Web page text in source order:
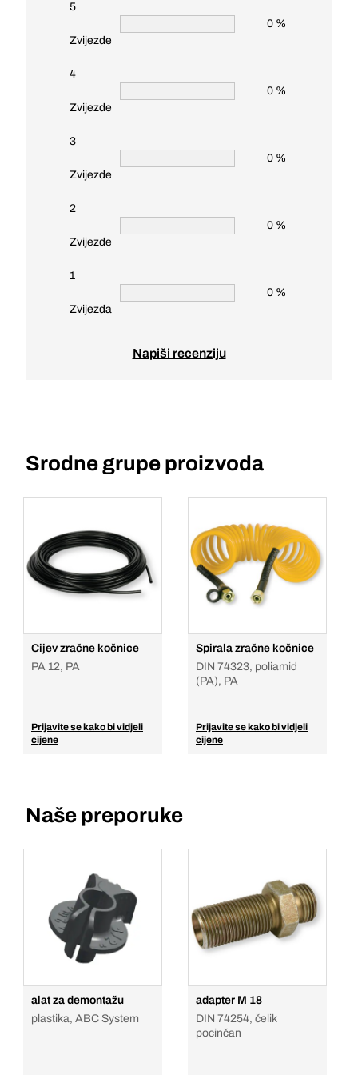
5
Zvijezde
0 %
4
Zvijezde
0 %
3
Zvijezde
0 %
2
Zvijezde
0 %
1
Zvijezda
0 %
Napiši recenziju
Srodne grupe proizvoda
Cijev zračne kočnice
PA 12, PA
Prijavite se kako bi vidjeli
cijene
Spirala zračne kočnice
DIN 74323, poliamid
(PA), PA
Prijavite se kako bi vidjeli
cijene
Naše preporuke
alat za demontažu
plastika, ABC System
adapter M 18
DIN 74254, čelik
pocinčan